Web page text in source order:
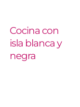
Cocina con
isla blanca y
negra